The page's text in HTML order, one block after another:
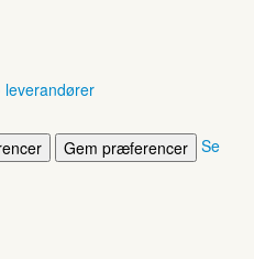
leverandører
Gem præferencer Se